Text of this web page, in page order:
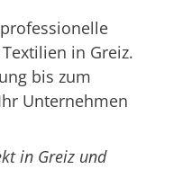
in Greiz.
bis zum
Unternehmen
in Greiz und